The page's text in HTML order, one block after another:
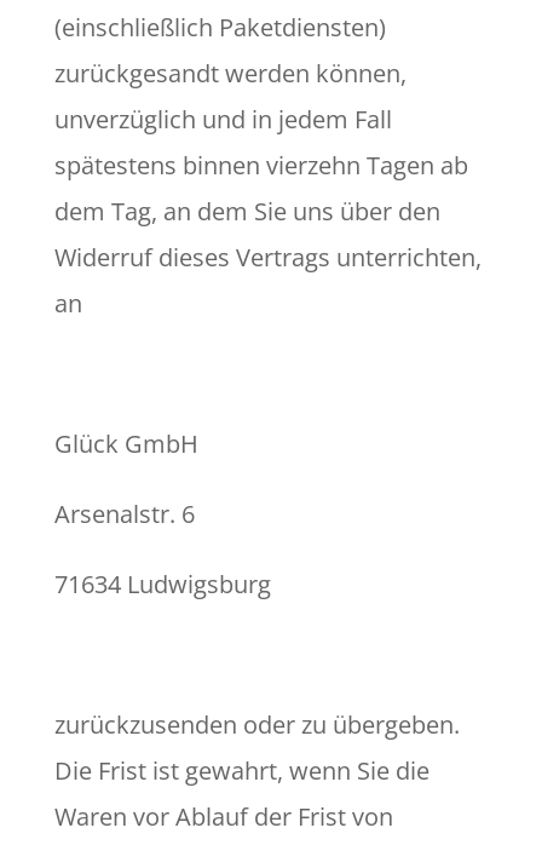
(einschließlich Paketdiensten)
zurückgesandt werden können,
unverzüglich und in jedem Fall
spätestens binnen vierzehn Tagen ab
dem Tag, an dem Sie uns über den
Widerruf dieses Vertrags unterrichten,
an
Glück GmbH
Arsenalstr. 6
71634 Ludwigsburg
zurückzusenden oder zu übergeben.
Die Frist ist gewahrt, wenn Sie die
Waren vor Ablauf der Frist von